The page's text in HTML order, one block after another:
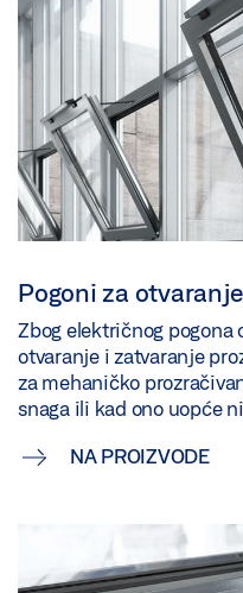
Pogoni za otvaranje
Zbog električnog pogona
otvaranje i zatvaranje
za mehaničko
snaga ili kad ono uopće
NA PROIZVODE